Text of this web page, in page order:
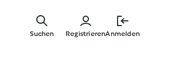
RegistrierenAnmelden
Suchen